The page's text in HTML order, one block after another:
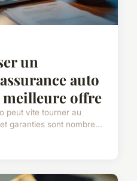
un
auto
offre
peut vite tourner au
garanties sont nombre...